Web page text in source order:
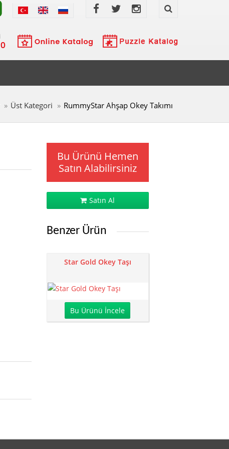
Üst Kategori RummyStar Ahşap Okey Takımı
Bu Ürünü Hemen
Satın Alabilirsiniz
Satın Al
Benzer Ürün
Star Gold Okey Taşı
Bu Ürünü İncele